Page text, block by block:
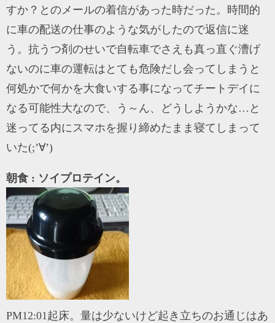
すか？とのメールの着信があった時だった。時間的
に車の配送の仕事のような気がしたので返信に迷
う。抗うつ剤のせいで自転車でさえも真っ直ぐ漕げ
ないのに車の運転はとても危険だし会ってしまうと
何処かで何かを大食いする事になってチートデイに
なる可能性大なので、う～ん、どうしようかな…と
迷ってる内にスマホを握り締めたまま寝てしまって
いた(;’∀’)
朝食 : ソイプロテイン。
PM12:01起床。量は少ないけど起き立ちのお通じはあ